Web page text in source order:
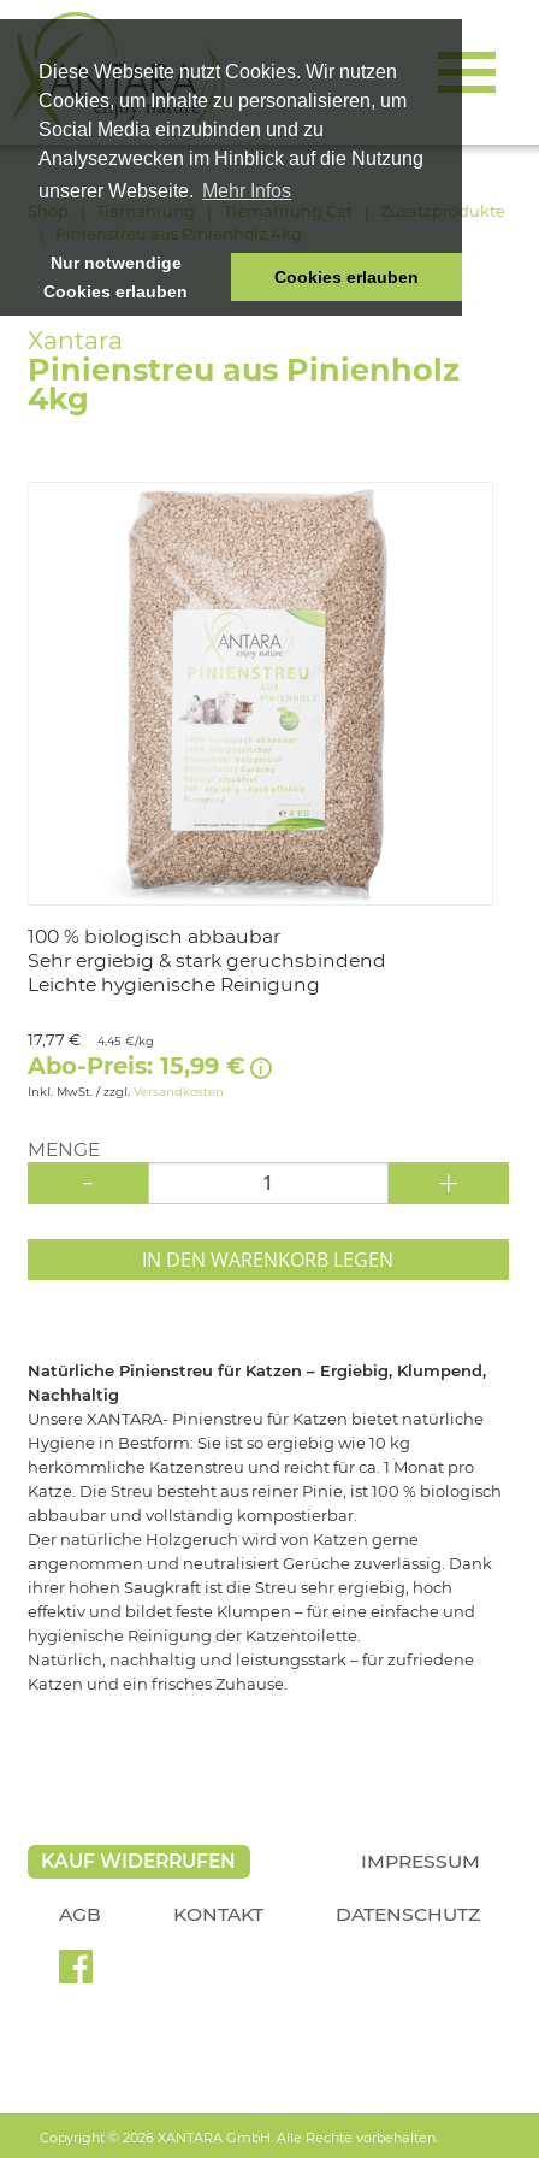
Diese Webseite nutzt Cookies. Wir nutzen
Cookies, um Inhalte zu personalisieren, um
Social Media einzubinden und zu
Analysezwecken im Hinblick auf die Nutzung
unserer Webseite. Mehr Infos
Nur notwendige
Cookies erlauben
Cookies erlauben
HOME
TIERNAHRUNG
VITALPRODUKTE
KOSMETIK
Shop Tiernahrung Tiernahrung Cat
Zusatzprodukte
Pinienstreu aus Pinienholz 4kg
Pinienstreu aus Pinienholz
4kg
100 % biologisch abbaubar
Sehr ergiebig & stark geruchsbindend
Leichte hygienische Reinigung
17,77 € 4,45 €/kg
Abo-Preis: 15,99 €
Inkl. MwSt. / zzgl. Versandkosten
MENGE
- +
IN DEN WARENKORB LEGEN
Natürliche Pinienstreu für Katzen – Ergiebig, Klumpend,
Nachhaltig
Unsere XANTARA- Pinienstreu für Katzen bietet natürliche
Hygiene in Bestform: Sie ist so ergiebig wie 10 kg
herkömmliche Katzenstreu und reicht für ca. 1 Monat pro
Katze. Die Streu besteht aus reiner Pinie, ist 100 % biologisch
abbaubar und vollständig kompostierbar.
Der natürliche Holzgeruch wird von Katzen gerne
angenommen und neutralisiert Gerüche zuverlässig. Dank
ihrer hohen Saugkraft ist die Streu sehr ergiebig, hoch
effektiv und bildet feste Klumpen – für eine einfache und
hygienische Reinigung der Katzentoilette.
Natürlich, nachhaltig und leistungsstark – für zufriedene
Katzen und ein frisches Zuhause.
KAUF WIDERRUFEN IMPRESSUM
AGB KONTAKT DATENSCHUTZ
Copyright © 2026 XANTARA GmbH. Alle Rechte vorbehalten.